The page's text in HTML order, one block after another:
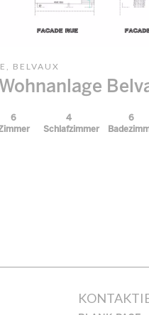
BELVAUX
6
4
Schlafzimmer
6